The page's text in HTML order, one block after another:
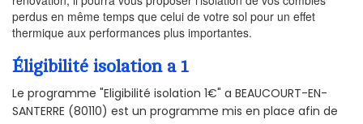
perdus en même temps que celui de votre sol pour un effet
thermique aux performances plus importantes.
Éligibilité isolation a 1
Le programme "Eligibilité isolation 1€" a BEAUCOURT-EN-
SANTERRE (80110) est un programme mis en place afin de